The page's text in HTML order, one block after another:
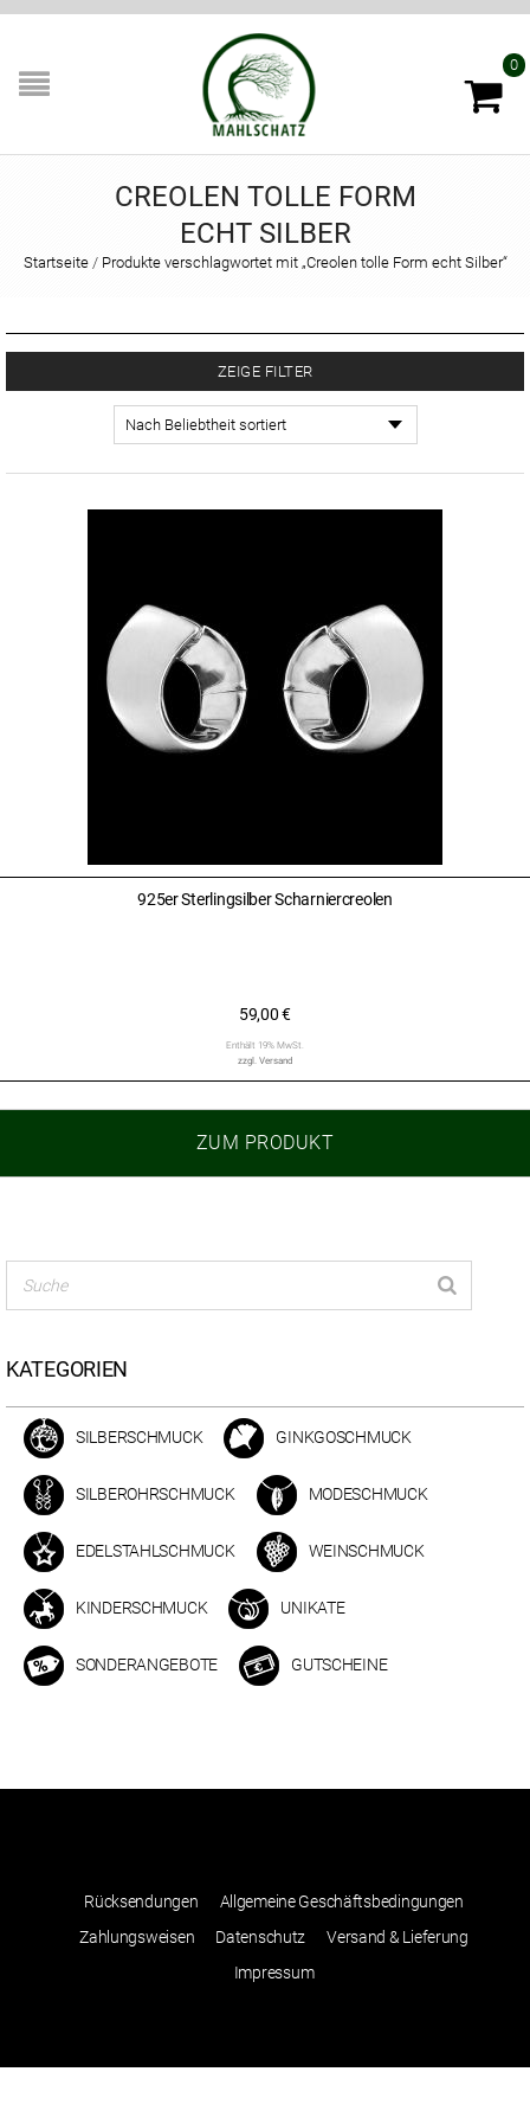
0
CREOLEN TOLLE FORM
ECHT SILBER
Startseite /Produkte verschlagwortet mit „Creolen tolle Form echt Silber“
ZEIGE FILTER
925er Sterlingsilber Scharniercreolen
59,00€
Enthält 19% MwSt.
zzgl. Versand
ZUM PRODUKT
KATEGORIEN
SILBERSCHMUCK GINKGOSCHMUCK
SILBEROHRSCHMUCK MODESCHMUCK
EDELSTAHLSCHMUCK WEINSCHMUCK
KINDERSCHMUCK UNIKATE
SONDERANGEBOTE GUTSCHEINE
Rücksendungen
Allgemeine Geschäftsbedingungen
Zahlungsweisen
Datenschutz
Versand & Lieferung
Impressum